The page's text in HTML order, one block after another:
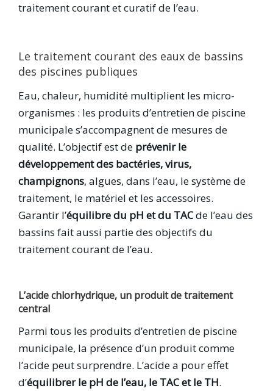
traitement courant et curatif de l’eau.
Le traitement courant des eaux de bassins
des piscines publiques
Eau, chaleur, humidité multiplient les micro-
organismes : les produits d’entretien de piscine
municipale s’accompagnent de mesures de
qualité. L’objectif est de prévenir le
développement des bactéries, virus,
champignons, algues, dans l’eau, le système de
traitement, le matériel et les accessoires.
Garantir l’équilibre du pH et du TACde l’eau des
bassins fait aussi partie des objectifs du
traitement courant de l’eau.
L’acide chlorhydrique, un produit de traitement
central
Parmi tous les produits d’entretien de piscine
municipale, la présence d’un produit comme
l’acide peut surprendre. L’acide a pour effet
d’équilibrer le pH de l’eau, le TAC et le TH.